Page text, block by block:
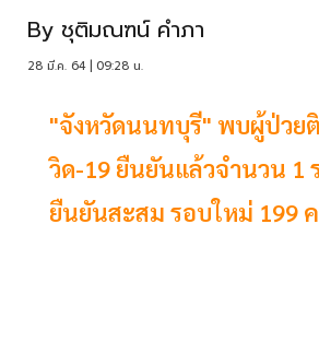
By ชุติมณฑน์ คำภา
28 มี.ค. 64 | 09:28 น.
"จังหวัดนนทบุรี" พบผู้ป่วย
วิด-19 ยืนยันแล้วจำนวน 1
ยืนยันสะสม รอบใหม่ 199